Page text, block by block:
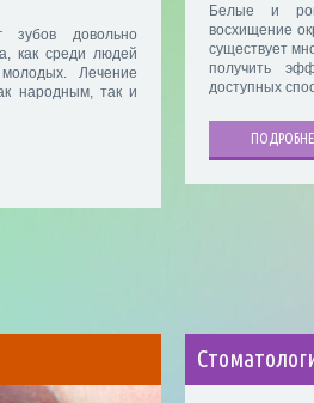
зубов довольно
как среди людей
Лечение
народным, так и
Белые и
восхищение
существует
получить
доступных